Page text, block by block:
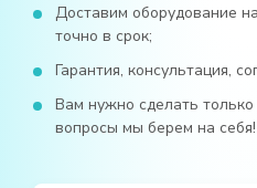
Доставим оборудование
точно в срок;
Гарантия, консультация,
Вам нужно сделать
вопросы мы берем на себя!